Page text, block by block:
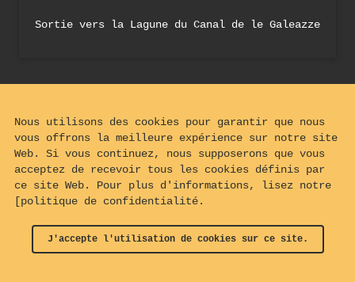
Sortie vers la Lagune du Canal de le Galeazze
Nous utilisons des cookies pour garantir que nous
vous offrons la meilleure expérience sur notre site
Web. Si vous continuez, nous supposerons que vous
acceptez de recevoir tous les cookies définis par
ce site Web. Pour plus d'informations, lisez notre
[politique de confidentialité.
J'accepte l'utilisation de cookies sur ce site.